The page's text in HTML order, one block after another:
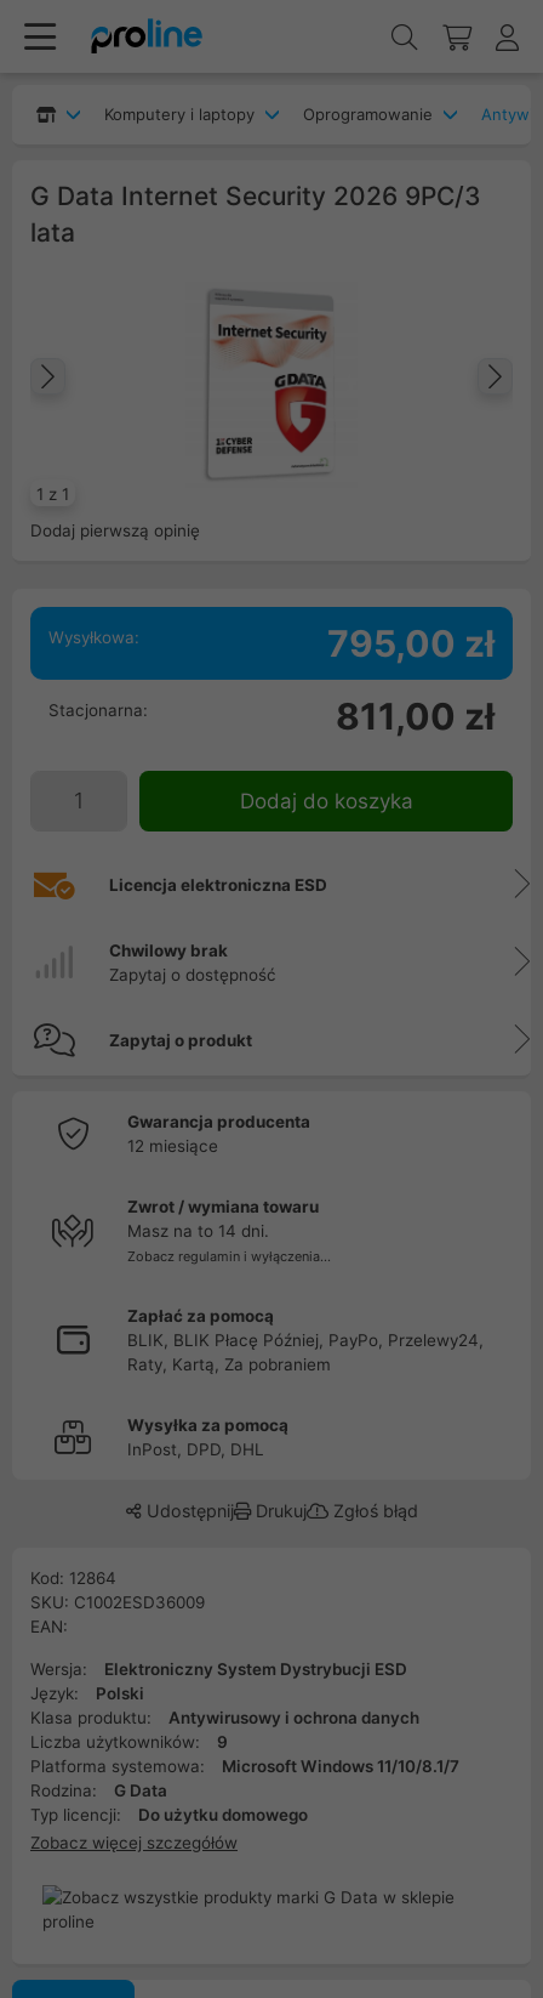
Komputery i laptopy Oprogramowanie
G Data Internet Security 2026 9PC/3
lata
1 z 1
Dodaj pierwszą opinię
Wysyłkowa: 795,00 zł
Stacjonarna: 811,00 zł
Dodaj do koszyka
Licencja elektroniczna ESD
Chwilowy brak
Zapytaj o dostępność
Zapytaj o produkt
Gwarancja producenta
12 miesiące
Zwrot / wymiana towaru
Masz na to 14 dni.
Zobacz regulamin i wyłączenia...
Zapłać za pomocą
BLIK, BLIK Płacę Później, PayPo, Przelewy24,
Raty, Kartą, Za pobraniem
Wysyłka za pomocą
InPost, DPD, DHL
Udostępnij Drukuj Zgłoś błąd
Kod: 12864
SKU: C1002ESD36009
EAN:
Wersja:
Elektroniczny System Dystrybucji ESD
Język:
Polski
Klasa produktu:
Antywirusowy i ochrona danych
Liczba użytkowników:
9
Platforma systemowa:
Microsoft Windows 11/10/8.1/7
Rodzina:
G Data
Typ licencji:
Do użytku domowego
Zobacz więcej szczegółów